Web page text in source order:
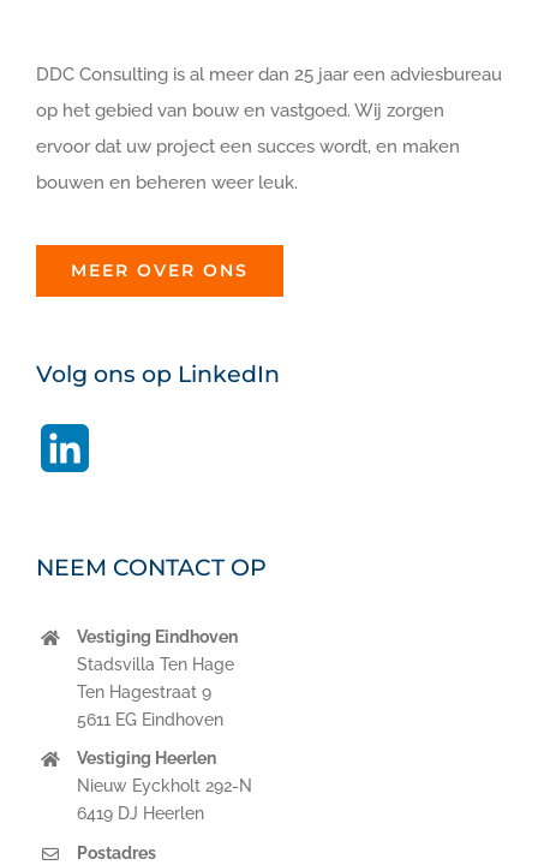
DDC Consulting is al meer dan 25 jaar een adviesbureau
op het gebied van bouw en vastgoed. Wij zorgen
ervoor dat uw project een succes wordt, en maken
bouwen en beheren weer leuk.
MEER OVER ONS
Volg ons op LinkedIn
NEEM CONTACT OP
Vestiging Eindhoven
Stadsvilla Ten Hage
Ten Hagestraat 9
5611 EG Eindhoven
Vestiging Heerlen
Nieuw Eyckholt 292-N
6419 DJ Heerlen
Postadres